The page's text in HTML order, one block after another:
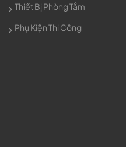
Thiết Bị Phòng Tắm
Phụ Kiện Thi Công